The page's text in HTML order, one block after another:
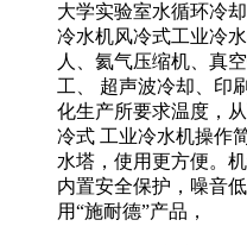
大学实验室水循环冷
冷水机风冷式工业冷
人、氦气压缩机、真
工、 超声波冷却、印
化生产所要求温度，
冷式 工业冷水机操作
水塔，使用更方便。
内置安全保护，噪音
用“施耐德”产品，